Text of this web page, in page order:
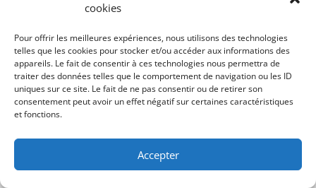
cookies
Pour offrir les meilleures expériences, nous utilisons des technologies
telles que les cookies pour stocker et/ou accéder aux informations des
appareils. Le fait de consentir à ces technologies nous permettra de
traiter des données telles que le comportement de navigation ou les ID
uniques sur ce site. Le fait de ne pas consentir ou de retirer son
consentement peut avoir un effet négatif sur certaines caractéristiques
et fonctions.
Accepter